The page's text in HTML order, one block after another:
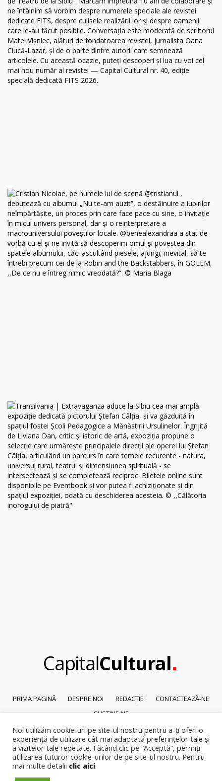
CapitalCultural.
PRIMA PAGINĂ DESPRE NOI REDACȚIE
CONTACTEAZĂ-NE
SUSȚINE-NE
© 2026Capital Cultural
Reproducerea integrală sau parțială a textelor sau a ilustrațiilor din orice
pagină a site-ului este posibilă numai cu acordul prealabil scris al Capital
Noi utilizăm cookie-uri pe site-ul nostru pentru a-ți oferi o
experiență de utilizare cât mai adaptată preferințelor tale și
a vizitelor tale repetate. Făcând clic pe “Acceptă”, permiți
utilizarea tuturor cookie-urilor de pe site-ul nostru. Pentru
mai multe detalii clic aici.